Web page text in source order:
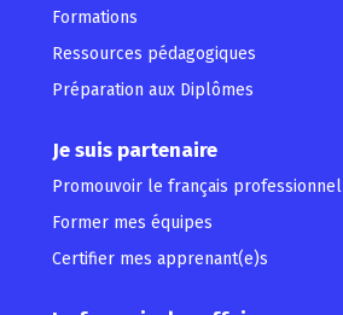
Formations
Ressources pédagogiques
Préparation aux Diplômes
Je suis partenaire
Promouvoir le français professionnel
Former mes équipes
Certifier mes apprenant(e)s